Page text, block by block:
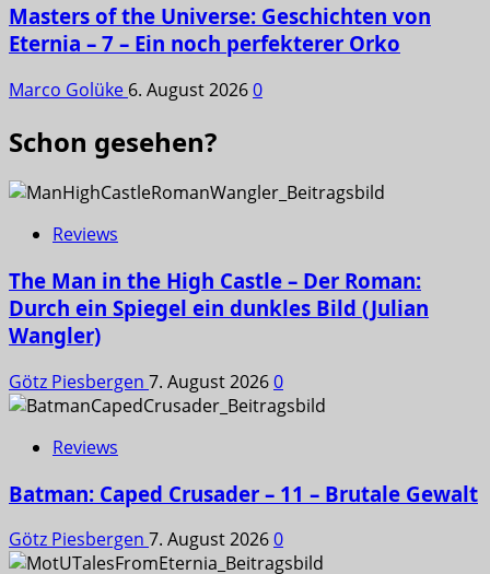
Masters of the Universe: Geschichten von
Eternia – 7 – Ein noch perfekterer Orko
Marco Golüke 6. August 20260
Schon gesehen?
Reviews
The Man in the High Castle – Der Roman:
Durch ein Spiegel ein dunkles Bild (Julian
Wangler)
Götz Piesbergen 7. August 20260
Reviews
Batman: Caped Crusader – 11 – Brutale Gewalt
Götz Piesbergen 7. August 20260